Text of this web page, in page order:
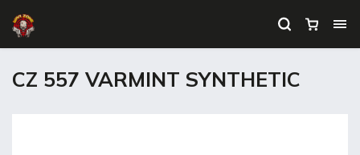
CZ 557 VARMINT SYNTHETIC